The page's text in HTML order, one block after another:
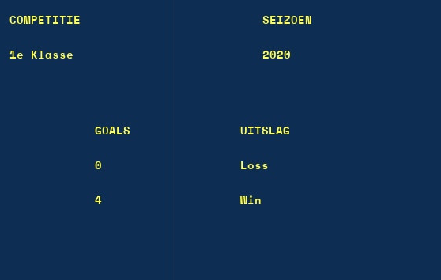
COMPETITIE SEIZOEN
1e Klasse 2020
GOALS UITSLAG
0 Loss
4 Win